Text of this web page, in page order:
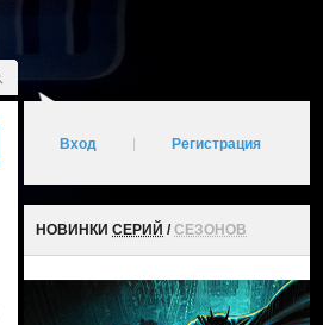
Вход Регистрация
НОВИНКИ СЕРИЙ /СЕЗОНОВ